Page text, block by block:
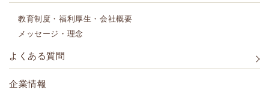
教育制度・福利厚生・会社概要
メッセージ・理念
よくある質問
企業情報